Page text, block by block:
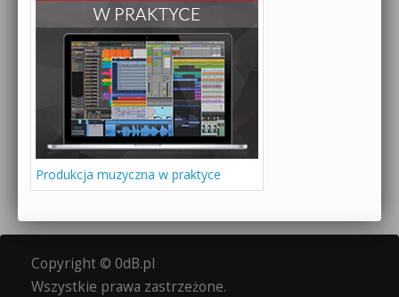
Produkcja muzyczna w praktyce
Copyright © 0dB.pl
Wszystkie prawa zastrzeżone.